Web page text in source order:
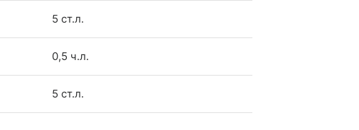
5 ст.л.
0,5 ч.л.
5 ст.л.